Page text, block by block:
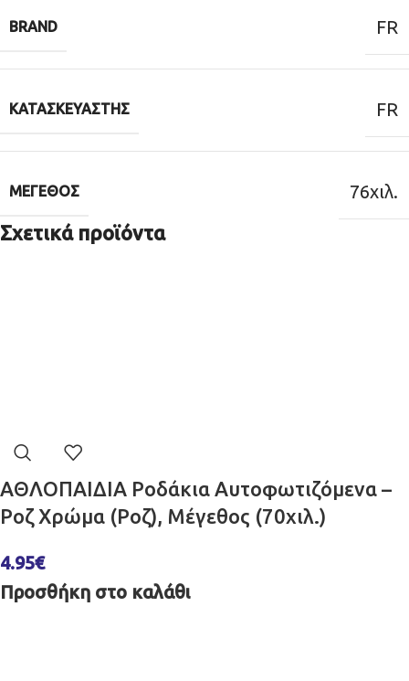
BRAND FR
ΚΑΤΑΣΚΕΥΑΣΤΉΣ FR
ΜΈΓΕΘΟΣ 76χιλ.
Σχετικά προϊόντα
ΑΘΛΟΠΑΙΔΙΑ Ροδάκια Αυτοφωτιζόμενα –
Ροζ Χρώμα (Ροζ), Μέγεθος (70χιλ.)
4.95€
Προσθήκη στο καλάθι